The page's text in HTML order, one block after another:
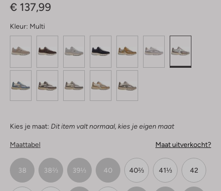
€ 137,99
Kleur: Multi
Kies je maat: Dit item valt normaal, kies je eigen maat
Maattabel Maat uitverkocht?
38 38⅔ 39⅓ 40 40⅔ 41⅓ 42